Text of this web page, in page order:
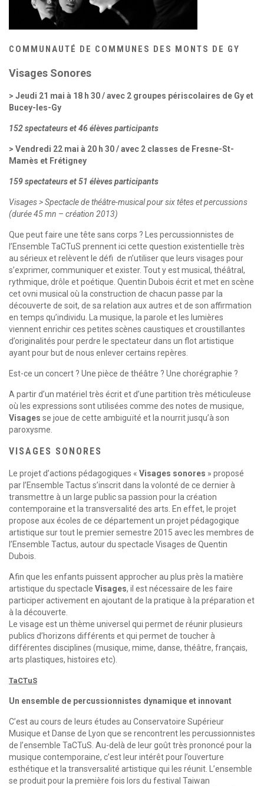
COMMUNAUTÉ DE COMMUNES DES MONTS DE GY
Visages Sonores
> Jeudi 21 mai à 18 h 30 /avec 2 groupes périscolaires de Gy et
Bucey-les-Gy
152 spectateurs et 46 élèves participants
> Vendredi 22 mai à 20 h 30 / avec 2 classes de Fresne-St-
Mamès et Frétigney
159 spectateurs et 51 élèves participants
Visages > Spectacle de théâtre-musical pour six têtes et percussions
(durée 45 mn – création 2013)
Que peut faire une tête sans corps ? Les percussionnistes de
l’Ensemble TaCTuS prennent ici cette question existentielle très
au sérieux et relèvent le défi de n’utiliser que leurs visages pour
s’exprimer, communiquer et exister. Tout y est musical, théâtral,
rythmique, drôle et poétique. Quentin Dubois écrit et met en scène
cet ovni musical où la construction de chacun passe par la
découverte de soit, de sa relation aux autres et de son affirmation
en temps qu’individu. La musique, la parole et les lumières
viennent enrichir ces petites scènes caustiques et croustillantes
d’originalités pour perdre le spectateur dans un flot artistique
ayant pour but de nous enlever certains repères.
Est-ce un concert ? Une pièce de théâtre ? Une chorégraphie ?
A partir d’un matériel très écrit et d’une partition très méticuleuse
où les expressions sont utilisées comme des notes de musique,
Visages se joue de cette ambiguïté et la nourrit jusqu’à son
paroxysme.
VISAGES SONORES
Le projet d’actions pédagogiques « Visages sonores » proposé
par l’Ensemble Tactus s’inscrit dans la volonté de ce dernier à
transmettre à un large public sa passion pour la création
contemporaine et la transversalité des arts. En effet, le projet
propose aux écoles de ce département un projet pédagogique
artistique sur tout le premier semestre 2015 avec les membres de
l’Ensemble Tactus, autour du spectacle Visages de Quentin
Dubois.
Afin que les enfants puissent approcher au plus près la matière
artistique du spectacle Visages, il est nécessaire de les faire
participer activement en ajoutant de la pratique à la préparation et
à la découverte.
Le visage est un thème universel qui permet de réunir plusieurs
publics d’horizons différents et qui permet de toucher à
différentes disciplines (musique, mime, danse, théâtre, français,
arts plastiques, histoires etc).
TaCTuS
Un ensemble de percussionnistes dynamique et innovant
C’est au cours de leurs études au Conservatoire Supérieur
Musique et Danse de Lyon que se rencontrent les percussionnistes
de l’ensemble TaCTuS. Au-delà de leur goût très prononcé pour la
musique contemporaine, c’est leur intérêt pour l’ouverture
esthétique et la transversalité artistique qui les réunit. L’ensemble
se produit pour la première fois lors du festival Taiwan